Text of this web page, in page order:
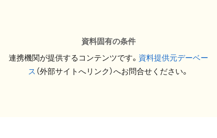
資料固有の条件
連携機関が提供するコンテンツです。 資料提供元デーベー
ス （外部サイトへリンク）へお問合せください。